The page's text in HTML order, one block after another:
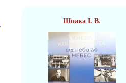
Шпака І. В.